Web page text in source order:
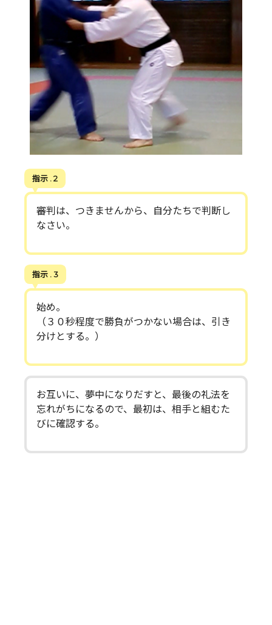
指示 . 2
審判は、つきませんから、自分たちで判断し
なさい。
指示 . 3
始め。
（３０秒程度で勝負がつかない場合は、引き
分けとする。）
お互いに、夢中になりだすと、最後の礼法を
忘れがちになるので、最初は、相手と組むた
びに確認する。